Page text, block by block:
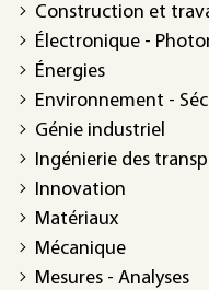
Construction et
Électronique -
Énergies
Environnement -
Génie industriel
Ingénierie des
Innovation
Matériaux
Mécanique
Mesures - Analyses